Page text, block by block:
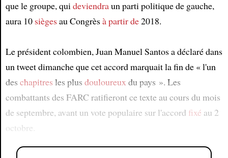
que le groupe, quideviendraun parti politique de gauche,
aura 10 siègesau Congrèsà partir de2018.
Le président colombien, Juan Manuel Santos a déclaré dans
un tweet dimanche que cet accord marquait la fin de « l'un
des chapitres les plus douloureux du pays ». Les
combattants des FARC ratifieront ce texte au cours du mois
de septembre, avant un vote populaire sur l'accord fixé au 2
octobre.